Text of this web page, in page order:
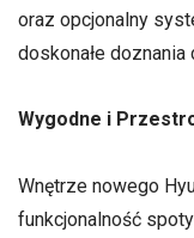
oraz opcjonalny
doskonałe
Wygodne i
Wnętrze nowego
funkcjonalność